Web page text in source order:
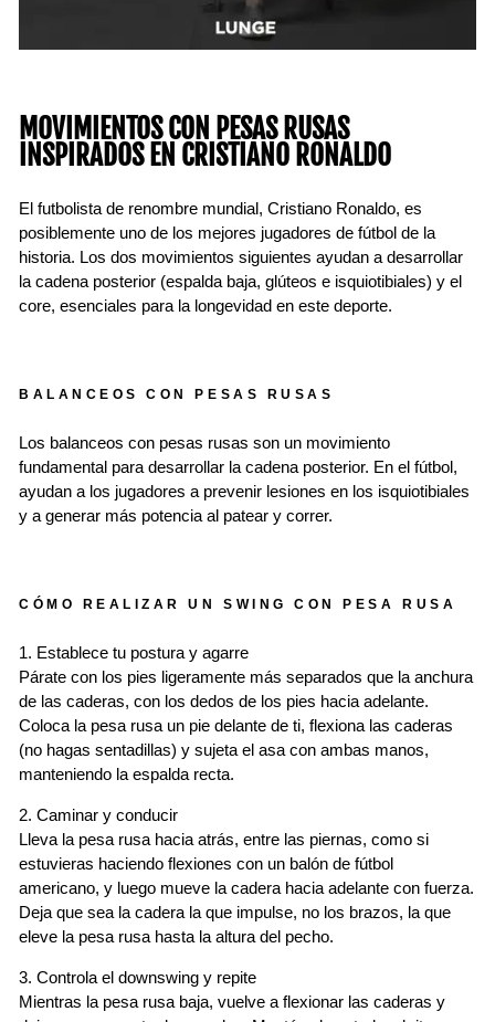
MOVIMIENTOS CON PESAS RUSAS
INSPIRADOS EN CRISTIANO RONALDO
El futbolista de renombre mundial, Cristiano Ronaldo, es
posiblemente uno de los mejores jugadores de fútbol de la
historia. Los dos movimientos siguientes ayudan a desarrollar
la cadena posterior (espalda baja, glúteos e isquiotibiales) y el
core, esenciales para la longevidad en este deporte.
BALANCEOS CON PESAS RUSAS
Los balanceos con pesas rusas son un movimiento
fundamental para desarrollar la cadena posterior. En el fútbol, ​​
ayudan a los jugadores a prevenir lesiones en los isquiotibiales
y a generar más potencia al patear y correr.
CÓMO REALIZAR UN SWING CON PESA RUSA
1. Establece tu postura y agarre
Párate con los pies ligeramente más separados que la anchura
de las caderas, con los dedos de los pies hacia adelante.
Coloca la pesa rusa un pie delante de ti, flexiona las caderas
(no hagas sentadillas) y sujeta el asa con ambas manos,
manteniendo la espalda recta.
2. Caminar y conducir
Lleva la pesa rusa hacia atrás, entre las piernas, como si
estuvieras haciendo flexiones con un balón de fútbol
americano, y luego mueve la cadera hacia adelante con fuerza.
Deja que sea la cadera la que impulse, no los brazos, la que
eleve la pesa rusa hasta la altura del pecho.
3. Controla el downswing y repite
Mientras la pesa rusa baja, vuelve a flexionar las caderas y